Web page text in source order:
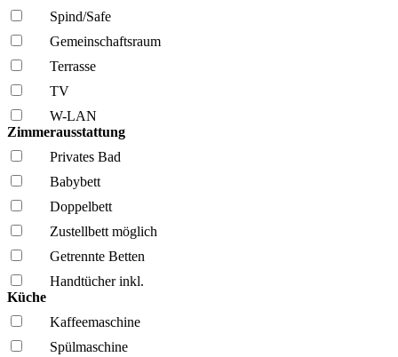
Spind/Safe
Gemeinschafts­raum
Terrasse
TV
W-LAN
Zimmerausstattung
Privates Bad
Babybett
Doppelbett
Zustellbett möglich
Getrennte Betten
Handtücher inkl.
Küche
Kaffee­maschine
Spül­maschine